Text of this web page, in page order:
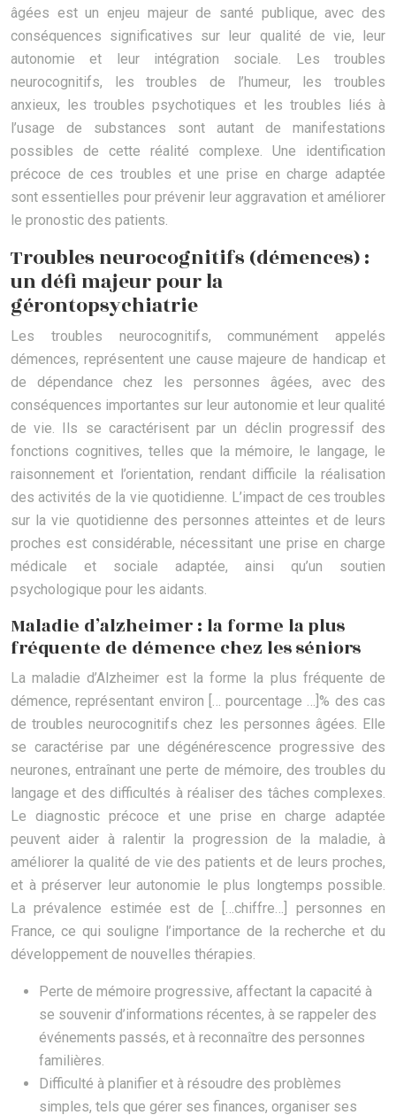
âgées est un enjeu majeur de santé publique, avec des
conséquences significatives sur leur qualité de vie, leur
autonomie et leur intégration sociale. Les troubles
neurocognitifs, les troubles de l’humeur, les troubles
anxieux, les troubles psychotiques et les troubles liés à
l’usage de substances sont autant de manifestations
possibles de cette réalité complexe. Une identification
précoce de ces troubles et une prise en charge adaptée
sont essentielles pour prévenir leur aggravation et améliorer
le pronostic des patients.
Troubles neurocognitifs (démences) :
un défi majeur pour la
gérontopsychiatrie
Les troubles neurocognitifs, communément appelés
démences, représentent une cause majeure de handicap et
de dépendance chez les personnes âgées, avec des
conséquences importantes sur leur autonomie et leur qualité
de vie. Ils se caractérisent par un déclin progressif des
fonctions cognitives, telles que la mémoire, le langage, le
raisonnement et l’orientation, rendant difficile la réalisation
des activités de la vie quotidienne. L’impact de ces troubles
sur la vie quotidienne des personnes atteintes et de leurs
proches est considérable, nécessitant une prise en charge
médicale et sociale adaptée, ainsi qu’un soutien
psychologique pour les aidants.
Maladie d’alzheimer : la forme la plus
fréquente de démence chez les séniors
La maladie d’Alzheimer est la forme la plus fréquente de
démence, représentant environ [… pourcentage …]% des cas
de troubles neurocognitifs chez les personnes âgées. Elle
se caractérise par une dégénérescence progressive des
neurones, entraînant une perte de mémoire, des troubles du
langage et des difficultés à réaliser des tâches complexes.
Le diagnostic précoce et une prise en charge adaptée
peuvent aider à ralentir la progression de la maladie, à
améliorer la qualité de vie des patients et de leurs proches,
et à préserver leur autonomie le plus longtemps possible.
La prévalence estimée est de […chiffre…] personnes en
France, ce qui souligne l’importance de la recherche et du
développement de nouvelles thérapies.
Perte de mémoire progressive, affectant la capacité à
se souvenir d’informations récentes, à se rappeler des
événements passés, et à reconnaître des personnes
familières.
Difficulté à planifier et à résoudre des problèmes
simples, tels que gérer ses finances, organiser ses